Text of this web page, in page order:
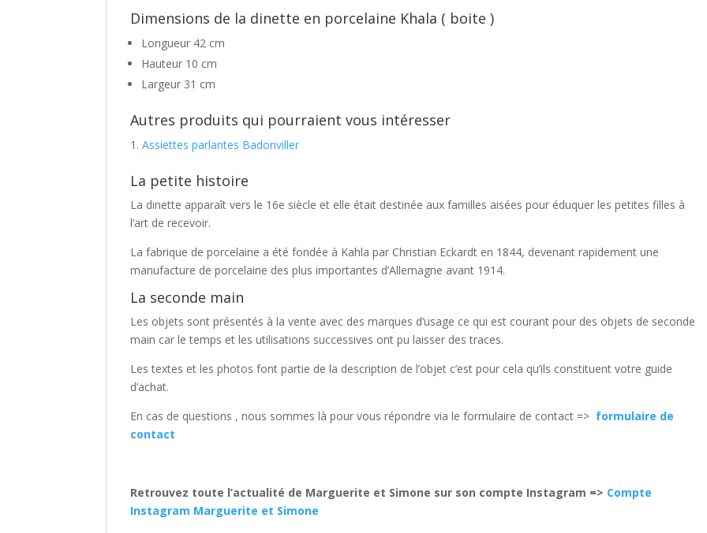
Dimensions de la dinette en porcelaine Khala ( boite )
Longueur 42 cm
Hauteur 10 cm
Largeur 31 cm
Autres produits qui pourraient vous intéresser
Assiettes parlantes Badonviller
La petite histoire
La dinette apparaît vers le 16e siècle et elle était destinée aux familles aisées pour éduquer les petites filles à
l’art de recevoir.
La fabrique de porcelaine a été fondée à Kahla par Christian Eckardt en 1844, devenant rapidement une
manufacture de porcelaine des plus importantes d’Allemagne avant 1914.
La seconde main
Les objets sont présentés à la vente avec des marques d’usage ce qui est courant pour des objets de seconde
main car le temps et les utilisations successives ont pu laisser des traces.
Les textes et les photos font partie de la description de l’objet c’est pour cela qu’ils constituent votre guide
d’achat.
En cas de questions , nous sommes là pour vous répondre via le formulaire de contact => formulaire de
contact
Retrouvez toute l’actualité de Marguerite et Simone sur son compte Instagram => Compte
Instagram Marguerite et Simone